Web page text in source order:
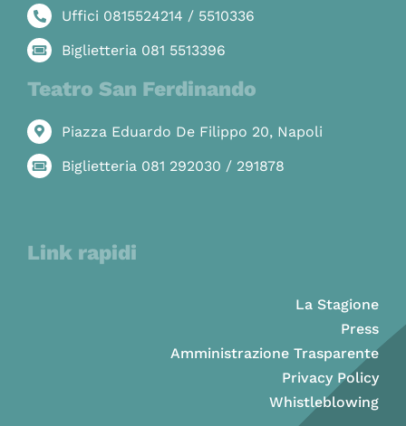
Uffici 0815524214 / 5510336
Biglietteria 081 5513396
Teatro San Ferdinando
Piazza Eduardo De Filippo 20, Napoli
Biglietteria 081 292030 / 291878
Link rapidi
La Stagione
Press
Amministrazione Trasparente
Privacy Policy
Whistleblowing